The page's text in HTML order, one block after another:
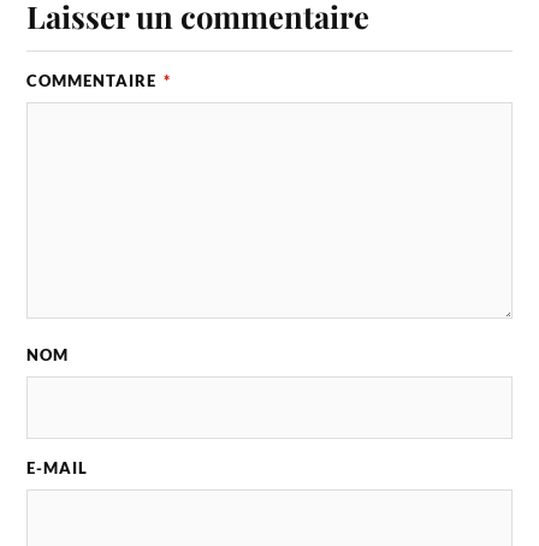
Laisser un commentaire
COMMENTAIRE *
NOM
E-MAIL